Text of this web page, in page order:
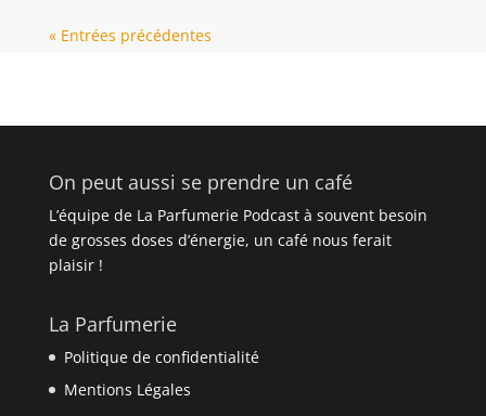
« Entrées précédentes
On peut aussi se prendre un café
L’équipe de La Parfumerie Podcast à souvent besoin
de grosses doses d’énergie, un café nous ferait
plaisir !
La Parfumerie
Politique de confidentialité
Mentions Légales